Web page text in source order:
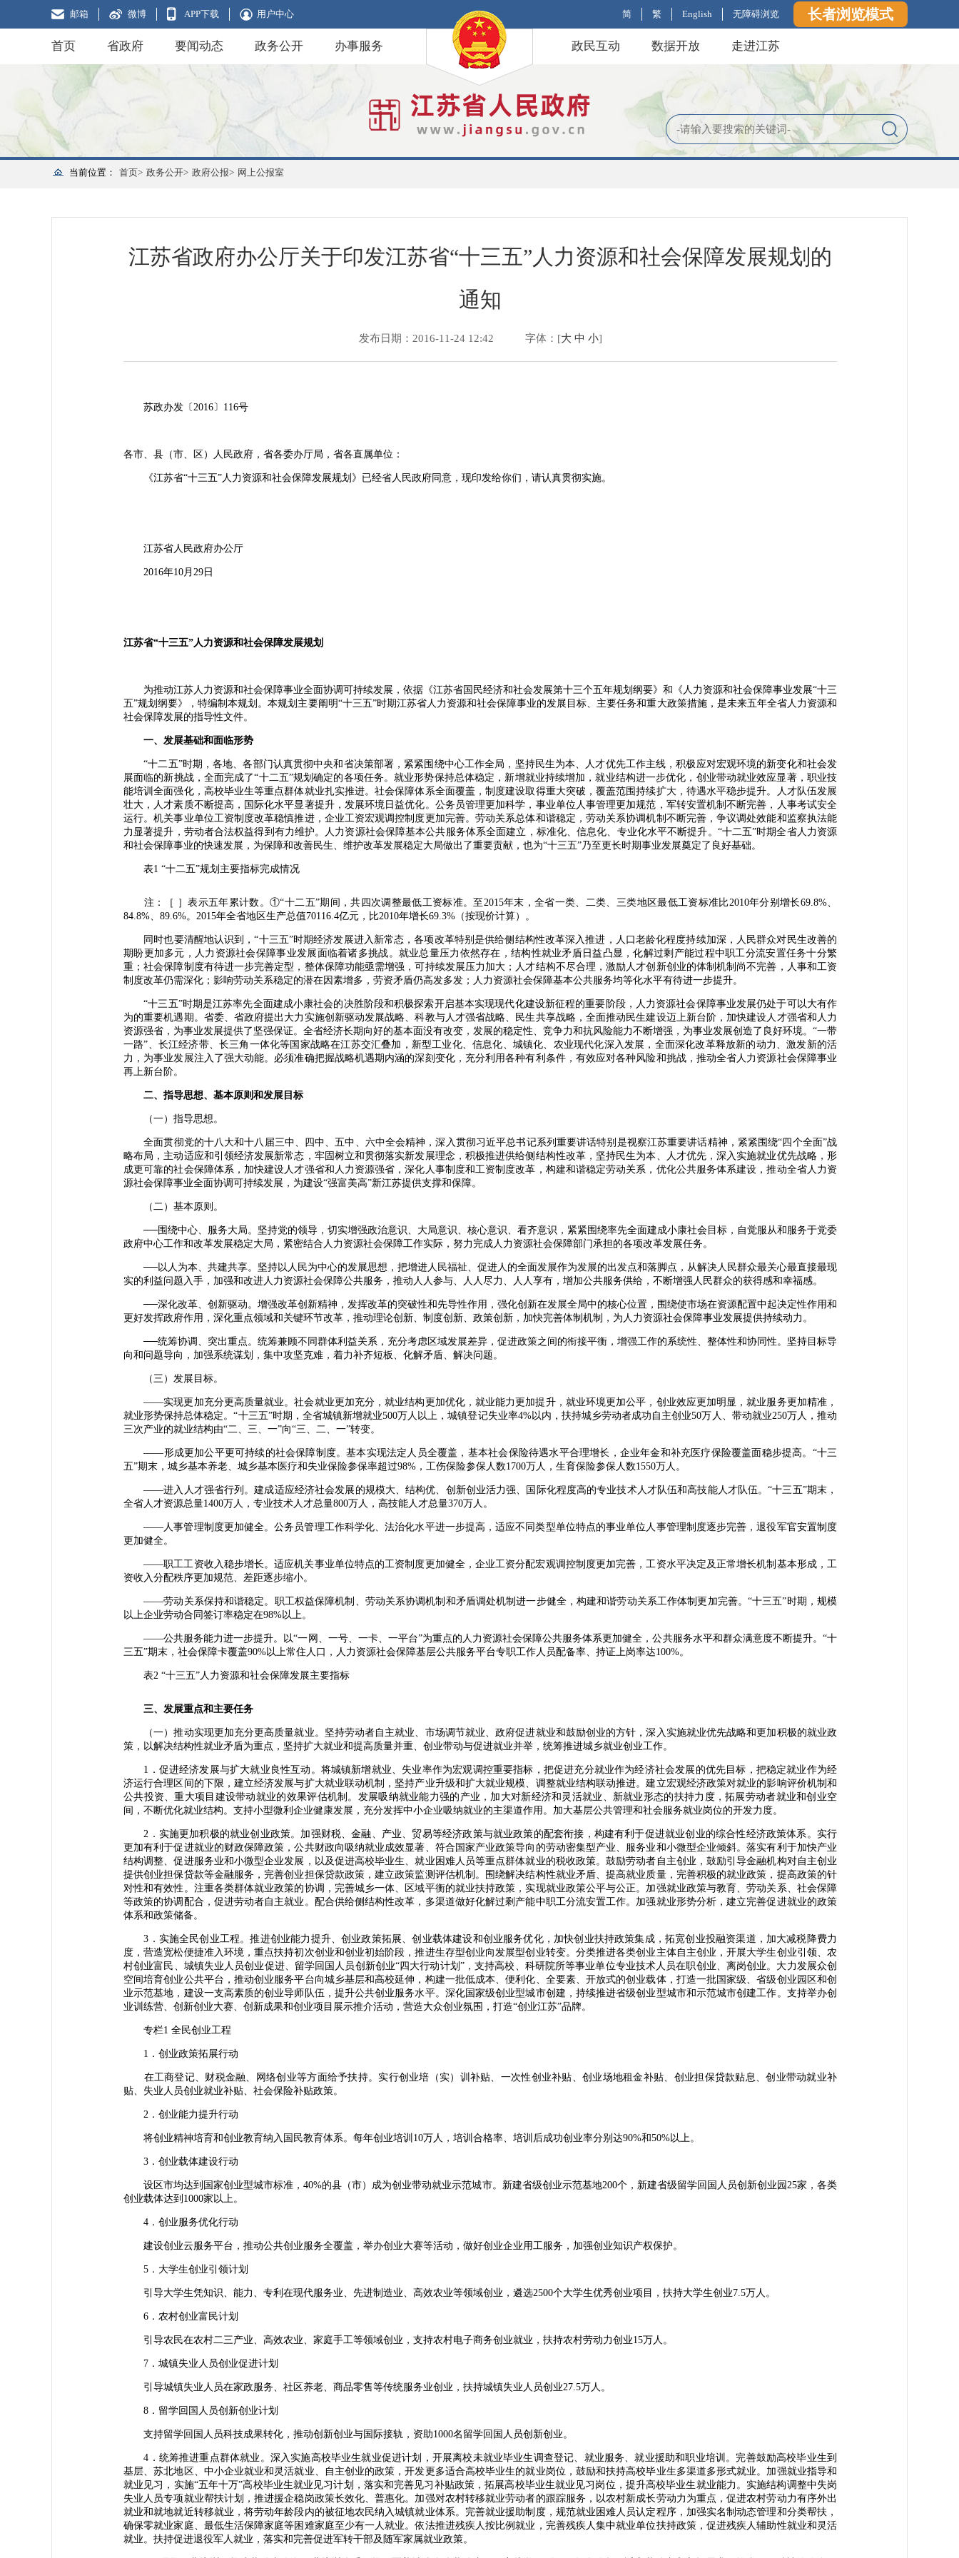
邮箱 微博 APP下载 用户中心 简 繁 English 无障碍浏览 长者浏览模式
首页 省政府 要闻动态 政务公开 办事服务 政民互动 数据开放 走进江苏
当前位置： 首页> 政务公开> 政府公报> 网上公报室
江苏省政府办公厅关于印发江苏省“十三五”人力资源和社会保障发展规划的
通知
发布日期：2016-11-24 12:42 字体：[大 中 小]
苏政办发〔2016〕116号
各市、县（市、区）人民政府，省各委办厅局，省各直属单位：
《江苏省“十三五”人力资源和社会保障发展规划》已经省人民政府同意，现印发给你们，请认真贯彻实施。
江苏省人民政府办公厅
2016年10月29日
江苏省“十三五”人力资源和社会保障发展规划
为推动江苏人力资源和社会保障事业全面协调可持续发展，依据《江苏省国民经济和社会发展第十三个五年规划纲要》和《人力资源和社会保障事业发展“十三
五”规划纲要》，特编制本规划。本规划主要阐明“十三五”时期江苏省人力资源和社会保障事业的发展目标、主要任务和重大政策措施，是未来五年全省人力资源和
社会保障发展的指导性文件。
一、发展基础和面临形势
“十二五”时期，各地、各部门认真贯彻中央和省决策部署，紧紧围绕中心工作全局，坚持民生为本、人才优先工作主线，积极应对宏观环境的新变化和社会发
展面临的新挑战，全面完成了“十二五”规划确定的各项任务。就业形势保持总体稳定，新增就业持续增加，就业结构进一步优化，创业带动就业效应显著，职业技
能培训全面强化，高校毕业生等重点群体就业扎实推进。社会保障体系全面覆盖，制度建设取得重大突破，覆盖范围持续扩大，待遇水平稳步提升。人才队伍发展
壮大，人才素质不断提高，国际化水平显著提升，发展环境日益优化。公务员管理更加科学，事业单位人事管理更加规范，军转安置机制不断完善，人事考试安全
运行。机关事业单位工资制度改革稳慎推进，企业工资宏观调控制度更加完善。劳动关系总体和谐稳定，劳动关系协调机制不断完善，争议调处效能和监察执法能
力显著提升，劳动者合法权益得到有力维护。人力资源社会保障基本公共服务体系全面建立，标准化、信息化、专业化水平不断提升。“十二五”时期全省人力资源
和社会保障事业的快速发展，为保障和改善民生、维护改革发展稳定大局做出了重要贡献，也为“十三五”乃至更长时期事业发展奠定了良好基础。
表1 “十二五”规划主要指标完成情况
注：［ ］表示五年累计数。①“十二五”期间，共四次调整最低工资标准。至2015年末，全省一类、二类、三类地区最低工资标准比2010年分别增长69.8%、
84.8%、89.6%。2015年全省地区生产总值70116.4亿元，比2010年增长69.3%（按现价计算）。
同时也要清醒地认识到，“十三五”时期经济发展进入新常态，各项改革特别是供给侧结构性改革深入推进，人口老龄化程度持续加深，人民群众对民生改善的
期盼更加多元，人力资源社会保障事业发展面临着诸多挑战。就业总量压力依然存在，结构性就业矛盾日益凸显，化解过剩产能过程中职工分流安置任务十分繁
重；社会保障制度有待进一步完善定型，整体保障功能亟需增强，可持续发展压力加大；人才结构不尽合理，激励人才创新创业的体制机制尚不完善，人事和工资
制度改革仍需深化；影响劳动关系稳定的潜在因素增多，劳资矛盾仍高发多发；人力资源社会保障基本公共服务均等化水平有待进一步提升。
“十三五”时期是江苏率先全面建成小康社会的决胜阶段和积极探索开启基本实现现代化建设新征程的重要阶段，人力资源社会保障事业发展仍处于可以大有作
为的重要机遇期。省委、省政府提出大力实施创新驱动发展战略、科教与人才强省战略、民生共享战略，全面推动民生建设迈上新台阶，加快建设人才强省和人力
资源强省，为事业发展提供了坚强保证。全省经济长期向好的基本面没有改变，发展的稳定性、竞争力和抗风险能力不断增强，为事业发展创造了良好环境。“一带
一路”、长江经济带、长三角一体化等国家战略在江苏交汇叠加，新型工业化、信息化、城镇化、农业现代化深入发展，全面深化改革释放新的动力、激发新的活
力，为事业发展注入了强大动能。必须准确把握战略机遇期内涵的深刻变化，充分利用各种有利条件，有效应对各种风险和挑战，推动全省人力资源社会保障事业
再上新台阶。
二、指导思想、基本原则和发展目标
（一）指导思想。
全面贯彻党的十八大和十八届三中、四中、五中、六中全会精神，深入贯彻习近平总书记系列重要讲话特别是视察江苏重要讲话精神，紧紧围绕“四个全面”战
略布局，主动适应和引领经济发展新常态，牢固树立和贯彻落实新发展理念，积极推进供给侧结构性改革，坚持民生为本、人才优先，深入实施就业优先战略，形
成更可靠的社会保障体系，加快建设人才强省和人力资源强省，深化人事制度和工资制度改革，构建和谐稳定劳动关系，优化公共服务体系建设，推动全省人力资
源社会保障事业全面协调可持续发展，为建设“强富美高”新江苏提供支撑和保障。
（二）基本原则。
──围绕中心、服务大局。坚持党的领导，切实增强政治意识、大局意识、核心意识、看齐意识，紧紧围绕率先全面建成小康社会目标，自觉服从和服务于党委
政府中心工作和改革发展稳定大局，紧密结合人力资源社会保障工作实际，努力完成人力资源社会保障部门承担的各项改革发展任务。
──以人为本、共建共享。坚持以人民为中心的发展思想，把增进人民福祉、促进人的全面发展作为发展的出发点和落脚点，从解决人民群众最关心最直接最现
实的利益问题入手，加强和改进人力资源社会保障公共服务，推动人人参与、人人尽力、人人享有，增加公共服务供给，不断增强人民群众的获得感和幸福感。
──深化改革、创新驱动。增强改革创新精神，发挥改革的突破性和先导性作用，强化创新在发展全局中的核心位置，围绕使市场在资源配置中起决定性作用和
更好发挥政府作用，深化重点领域和关键环节改革，推动理论创新、制度创新、政策创新，加快完善体制机制，为人力资源社会保障事业发展提供持续动力。
──统筹协调、突出重点。统筹兼顾不同群体利益关系，充分考虑区域发展差异，促进政策之间的衔接平衡，增强工作的系统性、整体性和协同性。坚持目标导
向和问题导向，加强系统谋划，集中攻坚克难，着力补齐短板、化解矛盾、解决问题。
（三）发展目标。
——实现更加充分更高质量就业。社会就业更加充分，就业结构更加优化，就业能力更加提升，就业环境更加公平，创业效应更加明显，就业服务更加精准，
就业形势保持总体稳定。“十三五”时期，全省城镇新增就业500万人以上，城镇登记失业率4%以内，扶持城乡劳动者成功自主创业50万人、带动就业250万人，推动
三次产业的就业结构由“二、三、一”向“三、二、一”转变。
——形成更加公平更可持续的社会保障制度。基本实现法定人员全覆盖，基本社会保险待遇水平合理增长，企业年金和补充医疗保险覆盖面稳步提高。“十三
五”期末，城乡基本养老、城乡基本医疗和失业保险参保率超过98%，工伤保险参保人数1700万人，生育保险参保人数1550万人。
——进入人才强省行列。建成适应经济社会发展的规模大、结构优、创新创业活力强、国际化程度高的专业技术人才队伍和高技能人才队伍。“十三五”期末，
全省人才资源总量1400万人，专业技术人才总量800万人，高技能人才总量370万人。
——人事管理制度更加健全。公务员管理工作科学化、法治化水平进一步提高，适应不同类型单位特点的事业单位人事管理制度逐步完善，退役军官安置制度
更加健全。
——职工工资收入稳步增长。适应机关事业单位特点的工资制度更加健全，企业工资分配宏观调控制度更加完善，工资水平决定及正常增长机制基本形成，工
资收入分配秩序更加规范、差距逐步缩小。
——劳动关系保持和谐稳定。职工权益保障机制、劳动关系协调机制和矛盾调处机制进一步健全，构建和谐劳动关系工作体制更加完善。“十三五”时期，规模
以上企业劳动合同签订率稳定在98%以上。
——公共服务能力进一步提升。以“一网、一号、一卡、一平台”为重点的人力资源社会保障公共服务体系更加健全，公共服务水平和群众满意度不断提升。“十
三五”期末，社会保障卡覆盖90%以上常住人口，人力资源社会保障基层公共服务平台专职工作人员配备率、持证上岗率达100%。
表2 “十三五”人力资源和社会保障发展主要指标
三、发展重点和主要任务
（一）推动实现更加充分更高质量就业。坚持劳动者自主就业、市场调节就业、政府促进就业和鼓励创业的方针，深入实施就业优先战略和更加积极的就业政
策，以解决结构性就业矛盾为重点，坚持扩大就业和提高质量并重、创业带动与促进就业并举，统筹推进城乡就业创业工作。
1．促进经济发展与扩大就业良性互动。将城镇新增就业、失业率作为宏观调控重要指标，把促进充分就业作为经济社会发展的优先目标，把稳定就业作为经
济运行合理区间的下限，建立经济发展与扩大就业联动机制，坚持产业升级和扩大就业规模、调整就业结构联动推进。建立宏观经济政策对就业的影响评价机制和
公共投资、重大项目建设带动就业的效果评估机制。发展吸纳就业能力强的产业，加大对新经济和灵活就业、新就业形态的扶持力度，拓展劳动者就业和创业空
间，不断优化就业结构。支持小型微利企业健康发展，充分发挥中小企业吸纳就业的主渠道作用。加大基层公共管理和社会服务就业岗位的开发力度。
2．实施更加积极的就业创业政策。加强财税、金融、产业、贸易等经济政策与就业政策的配套衔接，构建有利于促进就业创业的综合性经济政策体系。实行
更加有利于促进就业的财政保障政策，公共财政向吸纳就业成效显著、符合国家产业政策导向的劳动密集型产业、服务业和小微型企业倾斜。落实有利于加快产业
结构调整、促进服务业和小微型企业发展，以及促进高校毕业生、就业困难人员等重点群体就业的税收政策。鼓励劳动者自主创业，鼓励引导金融机构对自主创业
提供创业担保贷款等金融服务，完善创业担保贷款政策，建立政策监测评估机制。围绕解决结构性就业矛盾、提高就业质量，完善积极的就业政策，提高政策的针
对性和有效性。注重各类群体就业政策的协调，完善城乡一体、区域平衡的就业扶持政策，实现就业政策公平与公正。加强就业政策与教育、劳动关系、社会保障
等政策的协调配合，促进劳动者自主就业。配合供给侧结构性改革，多渠道做好化解过剩产能中职工分流安置工作。加强就业形势分析，建立完善促进就业的政策
体系和政策储备。
3．实施全民创业工程。推进创业能力提升、创业政策拓展、创业载体建设和创业服务优化，加快创业扶持政策集成，拓宽创业投融资渠道，加大减税降费力
度，营造宽松便捷准入环境，重点扶持初次创业和创业初始阶段，推进生存型创业向发展型创业转变。分类推进各类创业主体自主创业，开展大学生创业引领、农
村创业富民、城镇失业人员创业促进、留学回国人员创新创业“四大行动计划”，支持高校、科研院所等事业单位专业技术人员在职创业、离岗创业。大力发展众创
空间培育创业公共平台，推动创业服务平台向城乡基层和高校延伸，构建一批低成本、便利化、全要素、开放式的创业载体，打造一批国家级、省级创业园区和创
业示范基地，建设一支高素质的创业导师队伍，提升公共创业服务水平。深化国家级创业型城市创建，持续推进省级创业型城市和示范城市创建工作。支持举办创
业训练营、创新创业大赛、创新成果和创业项目展示推介活动，营造大众创业氛围，打造“创业江苏”品牌。
专栏1 全民创业工程
1．创业政策拓展行动
在工商登记、财税金融、网络创业等方面给予扶持。实行创业培（实）训补贴、一次性创业补贴、创业场地租金补贴、创业担保贷款贴息、创业带动就业补
贴、失业人员创业就业补贴、社会保险补贴政策。
2．创业能力提升行动
将创业精神培育和创业教育纳入国民教育体系。每年创业培训10万人，培训合格率、培训后成功创业率分别达90%和50%以上。
3．创业载体建设行动
设区市均达到国家创业型城市标准，40%的县（市）成为创业带动就业示范城市。新建省级创业示范基地200个，新建省级留学回国人员创新创业园25家，各类
创业载体达到1000家以上。
4．创业服务优化行动
建设创业云服务平台，推动公共创业服务全覆盖，举办创业大赛等活动，做好创业企业用工服务，加强创业知识产权保护。
5．大学生创业引领计划
引导大学生凭知识、能力、专利在现代服务业、先进制造业、高效农业等领域创业，遴选2500个大学生优秀创业项目，扶持大学生创业7.5万人。
6．农村创业富民计划
引导农民在农村二三产业、高效农业、家庭手工等领域创业，支持农村电子商务创业就业，扶持农村劳动力创业15万人。
7．城镇失业人员创业促进计划
引导城镇失业人员在家政服务、社区养老、商品零售等传统服务业创业，扶持城镇失业人员创业27.5万人。
8．留学回国人员创新创业计划
支持留学回国人员科技成果转化，推动创新创业与国际接轨，资助1000名留学回国人员创新创业。
4．统筹推进重点群体就业。深入实施高校毕业生就业促进计划，开展离校未就业毕业生调查登记、就业服务、就业援助和职业培训。完善鼓励高校毕业生到
基层、苏北地区、中小企业就业和灵活就业、自主创业的政策，开发更多适合高校毕业生的就业岗位，鼓励和扶持高校毕业生多渠道多形式就业。加强就业指导和
就业见习，实施“五年十万”高校毕业生就业见习计划，落实和完善见习补贴政策，拓展高校毕业生就业见习岗位，提升高校毕业生就业能力。实施结构调整中失岗
失业人员专项就业帮扶计划，推进援企稳岗政策长效化、普惠化。加强对农村转移就业劳动者的跟踪服务，以农村新成长劳动力为重点，促进农村劳动力有序外出
就业和就地就近转移就业，将劳动年龄段内的被征地农民纳入城镇就业体系。完善就业援助制度，规范就业困难人员认定程序，加强实名制动态管理和分类帮扶，
确保零就业家庭、最低生活保障家庭等困难家庭至少有一人就业。依法推进残疾人按比例就业，完善残疾人集中就业单位扶持政策，促进残疾人辅助性就业和灵活
就业。扶持促进退役军人就业，落实和完善促进军转干部及随军家属就业政策。